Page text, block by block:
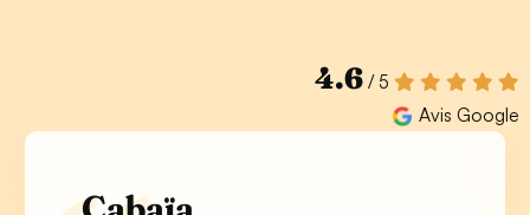
4.6/ 5
Avis Google